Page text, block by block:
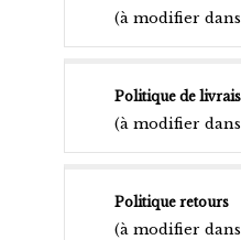
(à modifier
Politique de
(à modifier
Politique retours
(à modifier